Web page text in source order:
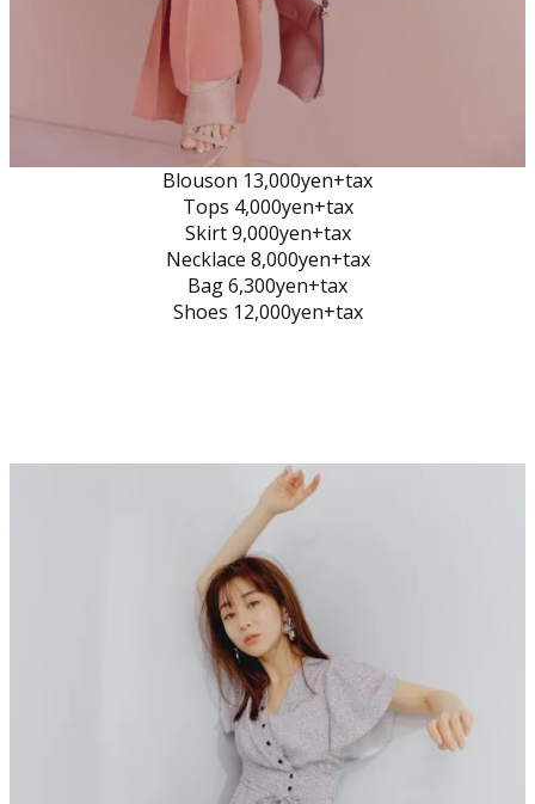
Blouson 13,000yen+tax
Tops 4,000yen+tax
Skirt 9,000yen+tax
Necklace 8,000yen+tax
Bag 6,300yen+tax
Shoes 12,000yen+tax